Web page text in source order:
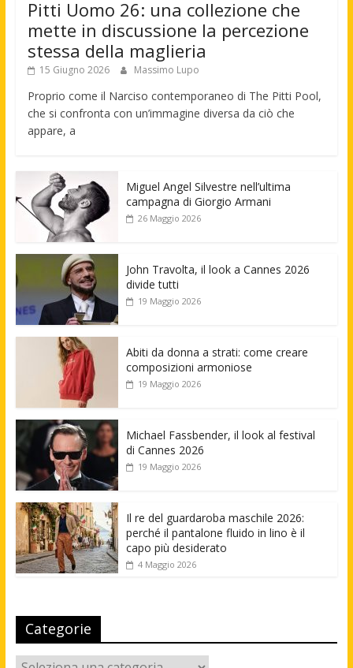
Pitti Uomo 26: una collezione che
mette in discussione la percezione
stessa della maglieria
15 Giugno 2026 Massimo Lupo
Proprio come il Narciso contemporaneo di The Pitti Pool,
che si confronta con un’immagine diversa da ciò che
appare, a
Miguel Angel Silvestre nell’ultima
campagna di Giorgio Armani
26 Maggio 2026
John Travolta, il look a Cannes 2026
divide tutti
19 Maggio 2026
Abiti da donna a strati: come creare
composizioni armoniose
19 Maggio 2026
Michael Fassbender, il look al festival
di Cannes 2026
19 Maggio 2026
Il re del guardaroba maschile 2026:
perché il pantalone fluido in lino è il
capo più desiderato
4 Maggio 2026
Categorie
Categorie